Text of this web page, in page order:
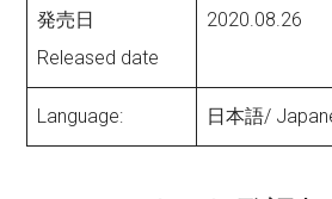
発売日
Released date
2020.08.26
Language: 日本語/